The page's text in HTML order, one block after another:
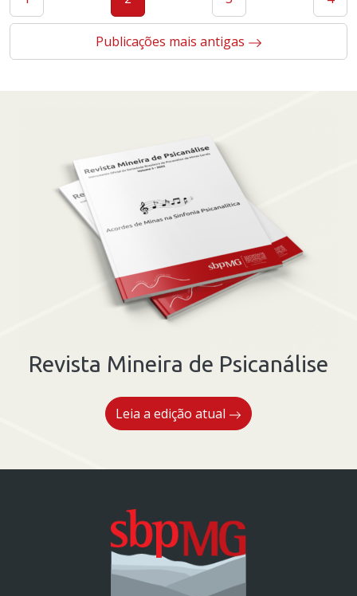
Publicações mais antigas
Revista Mineira de Psicanálise
Leia a edição atual